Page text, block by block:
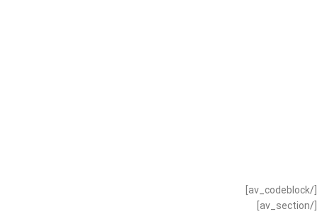
[/av_codeblock]
[/av_section]